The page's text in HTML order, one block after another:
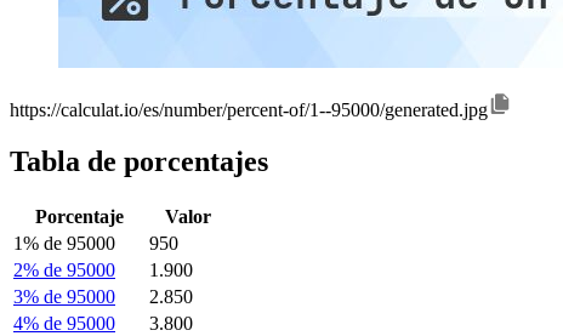
https://calculat.io/es/number/percent-of/1--95000/generated.jpg
Tabla de porcentajes
Porcentaje
Valor
1% de 95000
950
2% de 95000
1.900
3% de 95000
2.850
4% de 95000
3.800